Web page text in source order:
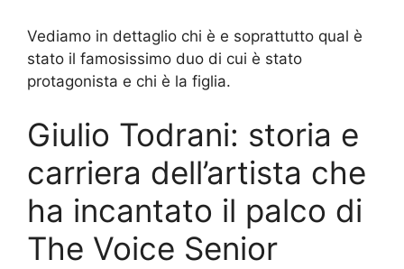
Vediamo in dettaglio chi è e soprattutto qual è
stato il famosissimo duo di cui è stato
protagonista e chi è la figlia.
Giulio Todrani: storia e
carriera dell’artista che
ha incantato il palco di
The Voice Senior